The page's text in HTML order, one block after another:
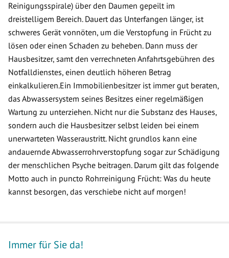
Reinigungsspirale) über den Daumen gepeilt im
dreistelligem Bereich. Dauert das Unterfangen länger, ist
schweres Gerät vonnöten, um die Verstopfung in Frücht zu
lösen oder einen Schaden zu beheben. Dann muss der
Hausbesitzer, samt den verrechneten Anfahrtsgebühren des
Notfalldienstes, einen deutlich höheren Betrag
einkalkulieren.Ein Immobilienbesitzer ist immer gut beraten,
das Abwassersystem seines Besitzes einer regelmäßigen
Wartung zu unterziehen. Nicht nur die Substanz des Hauses,
sondern auch die Hausbesitzer selbst leiden bei einem
unerwarteten Wasseraustritt. Nicht grundlos kann eine
andauernde Abwasserrohrverstopfung sogar zur Schädigung
der menschlichen Psyche beitragen. Darum gilt das folgende
Motto auch in puncto Rohrreinigung Frücht: Was du heute
kannst besorgen, das verschiebe nicht auf morgen!
Immer für Sie da!